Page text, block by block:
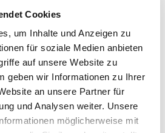
Cookies
um Inhalte und Anzeigen zu
für soziale Medien anbieten
auf unsere Website zu
geben wir Informationen zu Ihrer
an unsere Partner für
und Analysen weiter. Unsere
möglicherweise mit
SUCHEN
Webinare deutsch